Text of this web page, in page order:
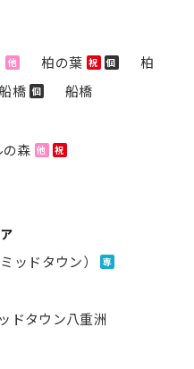
他 柏の葉 祝 個
柏
橋 個
船橋
森 他 祝
ッドタウン） 専
ドタウン八重洲